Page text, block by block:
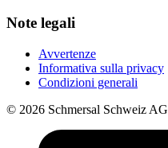
Note legali
Avvertenze
Informativa sulla privacy
Condizioni generali
© 2026 Schmersal Schweiz AG